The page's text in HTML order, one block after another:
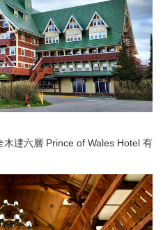
䢖六層 Prince of Wales Hotel 有